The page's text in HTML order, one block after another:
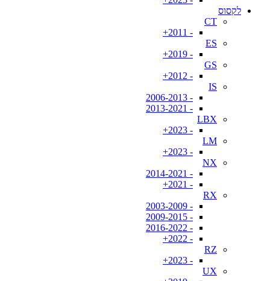
לקסוס
CT
- 2011+
ES
- 2019+
GS
- 2012+
IS
- 2006-2013
- 2013-2021
LBX
- 2023+
LM
- 2023+
NX
- 2014-2021
- 2021+
RX
- 2003-2009
- 2009-2015
- 2016-2022
- 2022+
RZ
- 2023+
UX